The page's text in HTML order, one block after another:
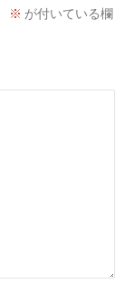
※ が付いている欄